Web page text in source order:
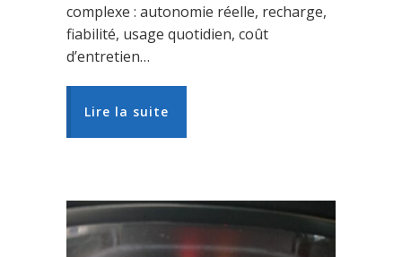
complexe : autonomie réelle, recharge,
fiabilité, usage quotidien, coût
d’entretien…
Lire la suite